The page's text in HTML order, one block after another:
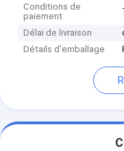
Conditions de
paiement
Délai de livraison
Détails d'emballage